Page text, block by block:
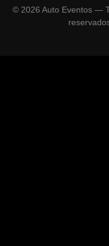
© 2026 Auto Eventos —